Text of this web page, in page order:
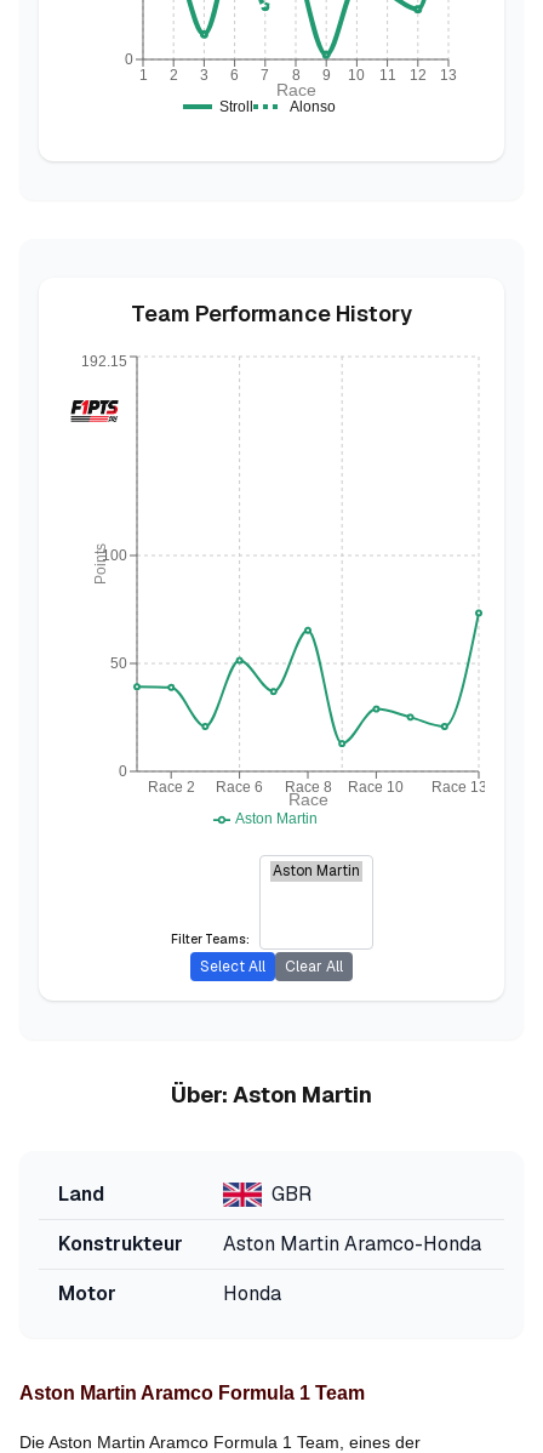
1 2 3 6 7 8 9 10 11 12 13
Race
0
Stroll Alonso
Team Performance History
Race 2 Race 6 Race 8 Race 10 Race 13
Race
0
50
100
192.15
Points
Aston Martin
Filter Teams:
Select All Clear All
Über: Aston Martin
Land
GBR
Konstrukteur
Aston Martin Aramco-Honda
Motor
Honda
Aston Martin Aramco Formula 1 Team
Die Aston Martin Aramco Formula 1 Team, eines der